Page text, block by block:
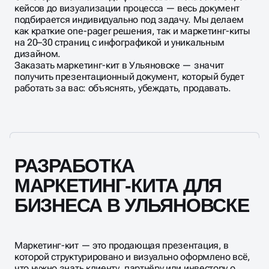
кейсов до визуализации процесса — весь документ
подбирается индивидуально под задачу. Мы делаем
как краткие one-pager решения, так и маркетинг-киты
на 20–30 страниц с инфографикой и уникальным
дизайном.
Заказать маркетинг-кит в Ульяновске — значит
получить презентационный документ, который будет
работать за вас: объяснять, убеждать, продавать.
РАЗРАБОТКА
МАРКЕТИНГ-КИТА ДЛЯ
БИЗНЕСА В УЛЬЯНОВСКЕ
Маркетинг-кит — это продающая презентация, в
которой структурировано и визуально оформлено всё,